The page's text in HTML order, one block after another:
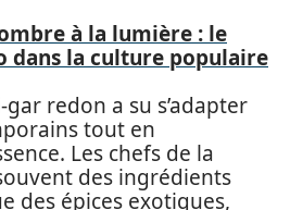
à la lumière : le
dans la culture populaire
redon a su s’adapter
tout en
Les chefs de la
des ingrédients
des épices exotiques,